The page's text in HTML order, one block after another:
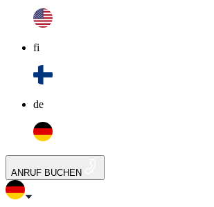
fi
de
ANRUF BUCHEN